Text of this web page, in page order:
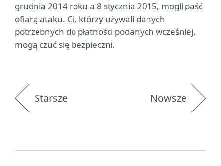
grudnia 2014 roku a 8 stycznia 2015, mogli paść
ofiarą ataku. Ci, którzy używali danych
potrzebnych do płatności podanych wcześniej,
mogą czuć się bezpieczni.
Starsze Nowsze